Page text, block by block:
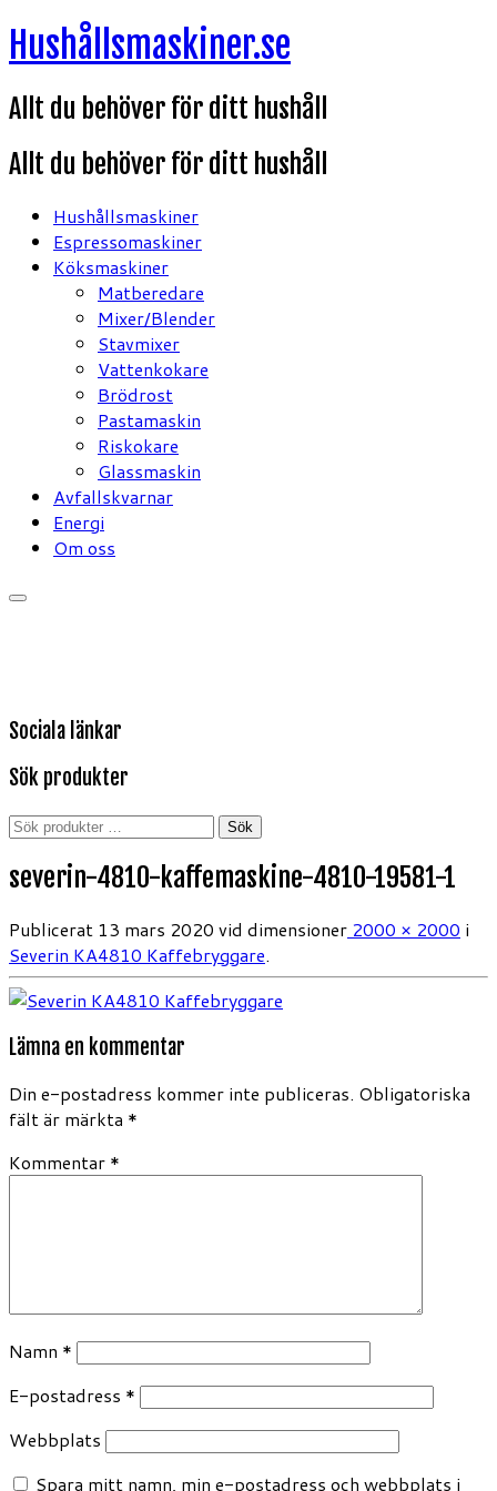
Hoppa
till
Hushållsmaskiner.se
Allt du behöver för ditt hushåll
Allt du behöver för ditt hushåll
Hushållsmaskiner
Espressomaskiner
Köksmaskiner
Matberedare
Mixer/Blender
Stavmixer
Vattenkokare
Brödrost
Pastamaskin
Riskokare
Glassmaskin
Avfallskvarnar
Energi
Om oss
Sociala länkar
Sök produkter
Sök
Sök
severin-4810-kaffemaskine-4810-19581-1
Publicerat 13 mars 2020 vid dimensioner 2000 × 2000 i
Severin KA4810 Kaffebryggare.
Lämna en kommentar
Din e-postadress kommer inte publiceras. Obligatoriska
fält är märkta *
Kommentar *
Namn *
E-postadress *
Webbplats
Spara mitt namn, min e-postadress och webbplats i